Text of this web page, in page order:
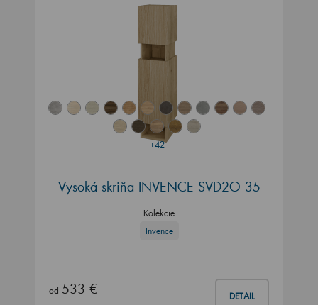
+42
Vysoká skriňa INVENCE SVD2O 35
Kolekcie
Invence
od 533 € DETAIL